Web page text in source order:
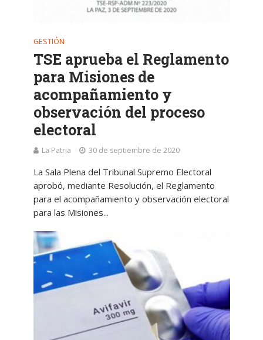
GESTIÓN
TSE aprueba el Reglamento
para Misiones de
acompañamiento y
observación del proceso
electoral
La Patria 30 de septiembre de 2020
La Sala Plena del Tribunal Supremo Electoral
aprobó, mediante Resolución, el Reglamento
para el acompañamiento y observación electoral
para las Misiones...